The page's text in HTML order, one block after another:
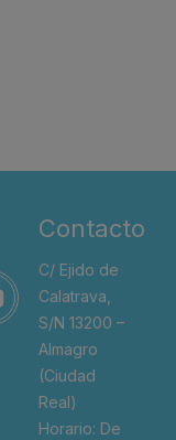
Contacto
C/ Ejido de
Calatrava,
S/N 13200 –
Almagro
(Ciudad
Real)
Horario: De